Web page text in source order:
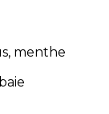
menthe